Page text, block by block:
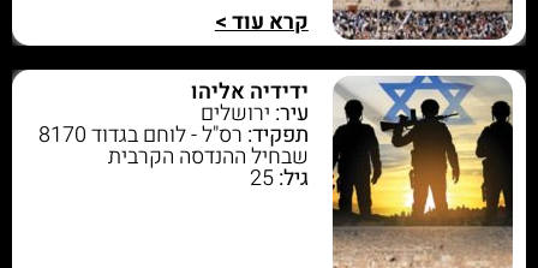
קרא עוד >
ידידיה אליהו
עיר: ירושלים
תפקיד: רס"ל - לוחם בגדוד 8170
שבחיל ההנדסה הקרבית
גיל:25